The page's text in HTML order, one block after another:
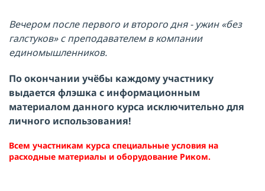
Вечером после первого и второго дня - ужин «без
галстуков» с преподавателем в компании
единомышленников.
По окончании учёбы каждому участнику
выдается флэшка с информационным
материалом данного курса исключительно для
личного использования!
Всем участникам курса специальные условия на
расходные материалы и оборудование Риком.